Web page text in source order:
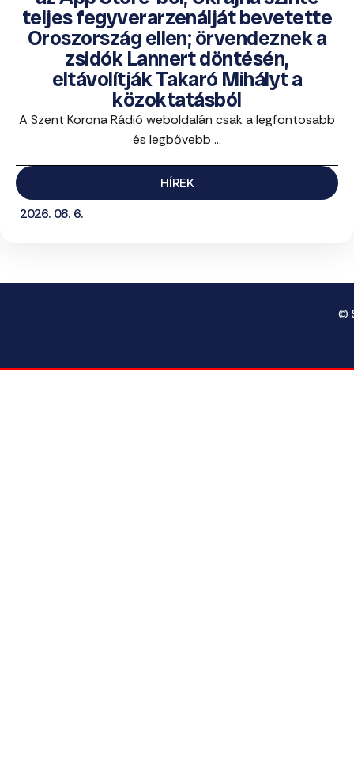
teljes fegyverarzenálját bevetette
Oroszország ellen; örvendeznek a
zsidók Lannert döntésén,
eltávolítják Takaró Mihályt a
közoktatásból
A Szent Korona Rádió weboldalán csak a legfontosabb
és legbővebb ...
HÍREK
2026. 08. 6.
©